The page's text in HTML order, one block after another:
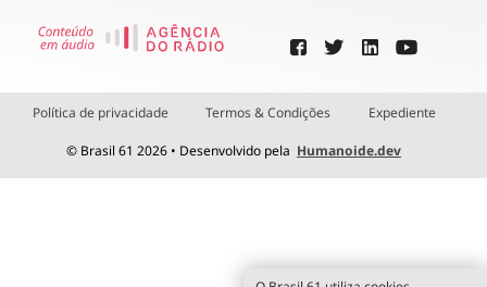
Política de privacidade Termos & Condições Expediente
© Brasil 61 2026 • Desenvolvido pela Humanoide.dev